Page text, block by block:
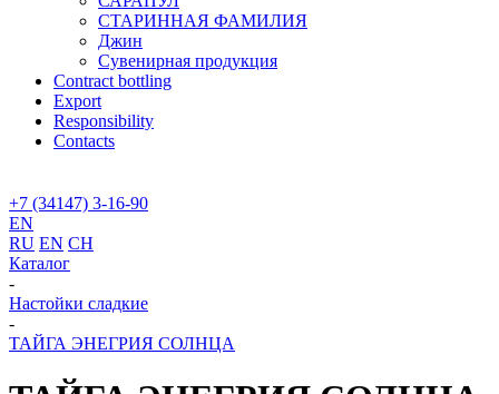
СТАРИННАЯ ФАМИЛИЯ
Джин
Сувенирная продукция
Contract bottling
Export
Responsibility
Contacts
+7 (34147) 3-16-90
EN
RU EN CH
Каталог
-
Настойки сладкие
-
ТАЙГА ЭНЕГРИЯ СОЛНЦА